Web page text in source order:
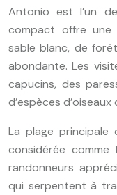
Antonio est l’un
compact offre une
sable blanc, de
abondante. Les
capucins, des
d’espèces d’oiseaux
La plage principale
considérée comme
randonneurs
qui serpentent à